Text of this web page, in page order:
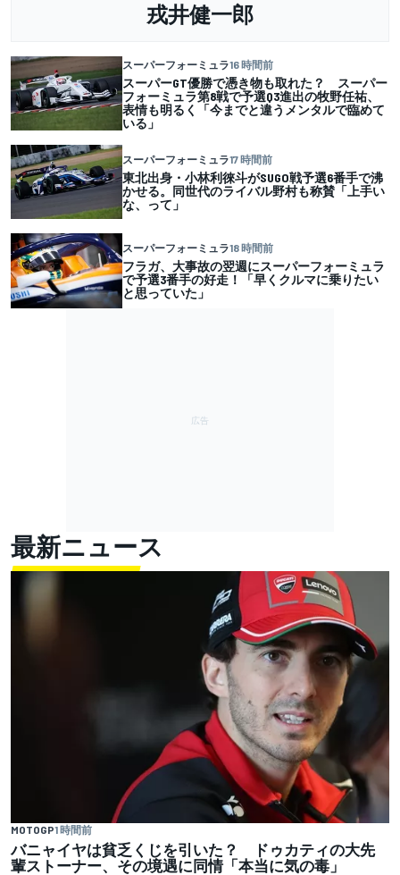
戎井健一郎
スーパーフォーミュラ16 時間前
スーパーGT優勝で憑き物も取れた？ スーパー
フォーミュラ第8戦で予選Q3進出の牧野任祐、
表情も明るく「今までと違うメンタルで臨めて
いる」
スーパーフォーミュラ17 時間前
東北出身・小林利徠斗がSUGO戦予選6番手で沸
かせる。同世代のライバル野村も称賛「上手い
な、って」
スーパーフォーミュラ18 時間前
フラガ、大事故の翌週にスーパーフォーミュラ
で予選3番手の好走！「早くクルマに乗りたい
と思っていた」
最新ニュース
MOTOGP1 時間前
バニャイヤは貧乏くじを引いた？ ドゥカティの大先
輩ストーナー、その境遇に同情「本当に気の毒」